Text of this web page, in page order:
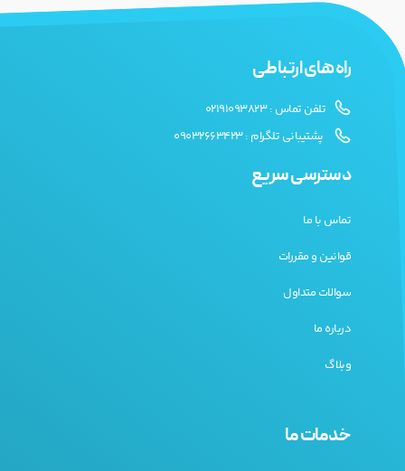
راه های ارتباطی
تلفن تماس : 02191093823
پشتیبانی تلگرام : 09032663423
دسترسی سریع
تماس با ما
قوانین و مقررات
سوالات متداول
درباره ما
وبلاگ
خدمات ما